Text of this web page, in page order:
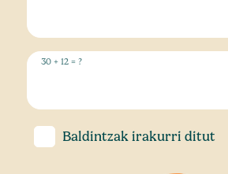
30 + 12 = ?
Baldintzak irakurri ditut